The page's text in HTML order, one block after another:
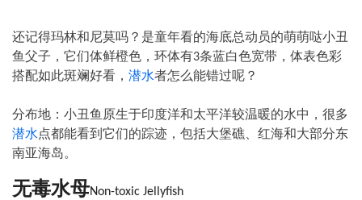
还记得玛林和尼莫吗？是童年看的海底总动员的萌萌哒小丑
鱼父子，它们体鲜橙色，环体有3条蓝白色宽带，体表色彩
搭配如此斑斓好看， 潜水者怎么能错过呢？
分布地：小丑鱼原生于印度洋和太平洋较温暖的水中，很多
潜水点都能看到它们的踪迹，包括大堡礁、红海和大部分东
南亚海岛。
无毒水母Non-toxic Jellyfish